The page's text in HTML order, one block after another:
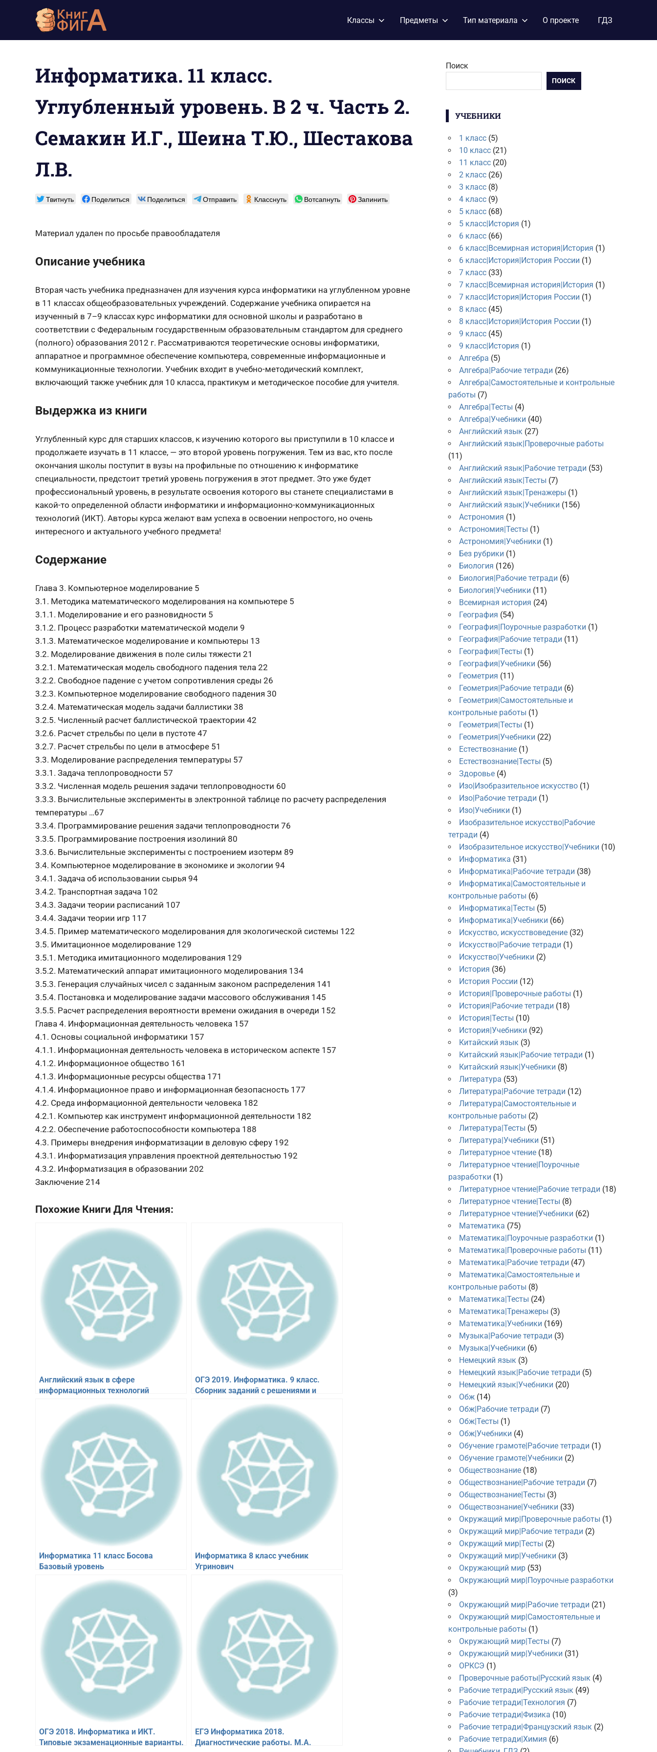
содержимому
для
1-
11
класс
бесплатно
скачать
Классы Предметы Тип материала О проекте ГДЗ
Информатика. 11 класс.
Углубленный уровень. В 2 ч. Часть 2.
Семакин И.Г., Шеина Т.Ю., Шестакова
Л.В.
Твитнуть Поделиться Поделиться Отправить Класснуть Вотсапнуть Запинить
Материал удален по просьбе правообладателя
Описание учебника
Вторая часть учебника предназначен для изучения курса информатики на углубленном уровне
в 11 классах общеобразовательных учреждений. Содержание учебника опирается на
изученный в 7–9 классах курс информатики для основной школы и разработано в
соответствии с Федеральным государственным образовательным стандартом для среднего
(полного) образования 2012 г. Рассматриваются теоретические основы информатики,
аппаратное и программное обеспечение компьютера, современные информационные и
коммуникационные технологии. Учебник входит в учебно-методический комплект,
включающий также учебник для 10 класса, практикум и методическое пособие для учителя.
Выдержка из книги
Углубленный курс для старших классов, к изучению которого вы приступили в 10 классе и
продолжаете изучать в 11 классе, — это второй уровень погружения. Тем из вас, кто после
окончания школы поступит в вузы на профильные по отношению к информатике
специальности, предстоит третий уровень погружения в этот предмет. Это уже будет
профессиональный уровень, в результате освоения которого вы станете специалистами в
какой-то определенной области информатики и информационно-коммуникационных
технологий (ИКТ). Авторы курса желают вам успеха в освоении непростого, но очень
интересного и актуального учебного предмета!
Содержание
Глава 3. Компьютерное моделирование 5
3.1. Методика математического моделирования на компьютере 5
3.1.1. Моделирование и его разновидности 5
3.1.2. Процесс разработки математической модели 9
3.1.3. Математическое моделирование и компьютеры 13
3.2. Моделирование движения в поле силы тяжести 21
3.2.1. Математическая модель свободного падения тела 22
3.2.2. Свободное падение с учетом сопротивления среды 26
3.2.3. Компьютерное моделирование свободного падения 30
3.2.4. Математическая модель задачи баллистики 38
3.2.5. Численный расчет баллистической траектории 42
3.2.6. Расчет стрельбы по цели в пустоте 47
3.2.7. Расчет стрельбы по цели в атмосфере 51
3.3. Моделирование распределения температуры 57
3.3.1. Задача теплопроводности 57
3.3.2. Численная модель решения задачи теплопроводности 60
3.3.3. Вычислительные эксперименты в электронной таблице по расчету распределения
температуры …67
3.3.4. Программирование решения задачи теплопроводности 76
3.3.5. Программирование построения изолиний 80
3.3.6. Вычислительные эксперименты с построением изотерм 89
3.4. Компьютерное моделирование в экономике и экологии 94
3.4.1. Задача об использовании сырья 94
3.4.2. Транспортная задача 102
3.4.3. Задачи теории расписаний 107
3.4.4. Задачи теории игр 117
3.4.5. Пример математического моделирования для экологической системы 122
3.5. Имитационное моделирование 129
3.5.1. Методика имитационного моделирования 129
3.5.2. Математический аппарат имитационного моделирования 134
3.5.3. Генерация случайных чисел с заданным законом распределения 141
3.5.4. Постановка и моделирование задачи массового обслуживания 145
3.5.5. Расчет распределения вероятности времени ожидания в очереди 152
Глава 4. Информационная деятельность человека 157
4.1. Основы социальной информатики 157
4.1.1. Информационная деятельность человека в историческом аспекте 157
4.1.2. Информационное общество 161
4.1.3. Информационные ресурсы общества 171
4.1.4. Информационное право и информационная безопасность 177
4.2. Среда информационной деятельности человека 182
4.2.1. Компьютер как инструмент информационной деятельности 182
4.2.2. Обеспечение работоспособности компьютера 188
4.3. Примеры внедрения информатизации в деловую сферу 192
4.3.1. Информатизация управления проектной деятельностью 192
4.3.2. Информатизация в образовании 202
Заключение 214
Похожие Книги Для Чтения:
Английский язык в сфере
информационных технологий
ОГЭ 2019. Информатика. 9 класс.
Сборник заданий с решениями и
Информатика 11 класс Босова
Базовый уровень
Информатика 8 класс учебник
Угринович
ОГЭ 2018. Информатика и ИКТ.
Типовые экзаменационные варианты.
ЕГЭ Информатика 2018.
Диагностические работы. М.А.
Поиск
ПОИСК
УЧЕБНИКИ
1 класс(5)
10 класс(21)
11 класс(20)
2 класс(26)
3 класс(8)
4 класс(9)
5 класс(68)
5 класс|История (1)
6 класс(66)
6 класс|Всемирная история|История (1)
6 класс|История|История России (1)
7 класс(33)
7 класс|Всемирная история|История (1)
7 класс|История|История России (1)
8 класс(45)
8 класс|История|История России (1)
9 класс(45)
9 класс|История (1)
Алгебра (5)
Алгебра|Рабочие тетради (26)
Алгебра|Самостоятельные и контрольные
работы (7)
Алгебра|Тесты (4)
Алгебра|Учебники (40)
Английский язык (27)
Английский язык|Проверочные работы
(11)
Английский язык|Рабочие тетради (53)
Английский язык|Тесты (7)
Английский язык|Тренажеры (1)
Английский язык|Учебники (156)
Астрономия (1)
Астрономия|Тесты (1)
Астрономия|Учебники (1)
Без рубрики (1)
Биология (126)
Биология|Рабочие тетради (6)
Биология|Учебники (11)
Всемирная история (24)
География (54)
География|Поурочные разработки (1)
География|Рабочие тетради (11)
География|Тесты (1)
География|Учебники (56)
Геометрия (11)
Геометрия|Рабочие тетради (6)
Геометрия|Самостоятельные и
контрольные работы (1)
Геометрия|Тесты (1)
Геометрия|Учебники (22)
Естествознание(1)
Естествознание|Тесты (5)
Здоровье(4)
Изо|Изобразительное искусство(1)
Изо|Рабочие тетради (1)
Изо|Учебники (1)
Изобразительное искусство|Рабочие
тетради (4)
Изобразительное искусство|Учебники (10)
Информатика (31)
Информатика|Рабочие тетради (38)
Информатика|Самостоятельные и
контрольные работы (6)
Информатика|Тесты (5)
Информатика|Учебники (66)
Искусство, искусствоведение(32)
Искусство|Рабочие тетради (1)
Искусство|Учебники (2)
История (36)
История России (12)
История|Проверочные работы (1)
История|Рабочие тетради (18)
История|Тесты (10)
История|Учебники (92)
Китайский язык (3)
Китайский язык|Рабочие тетради (1)
Китайский язык|Учебники (8)
Литература (53)
Литература|Рабочие тетради (12)
Литература|Самостоятельные и
контрольные работы (2)
Литература|Тесты (5)
Литература|Учебники (51)
Литературное чтение(18)
Литературное чтение|Поурочные
разработки (1)
Литературное чтение|Рабочие тетради (18)
Литературное чтение|Тесты (8)
Литературное чтение|Учебники (62)
Математика (75)
Математика|Поурочные разработки (1)
Математика|Проверочные работы (11)
Математика|Рабочие тетради (47)
Математика|Самостоятельные и
контрольные работы (8)
Математика|Тесты (24)
Математика|Тренажеры (3)
Математика|Учебники (169)
Музыка|Рабочие тетради (3)
Музыка|Учебники (6)
Немецкий язык (3)
Немецкий язык|Рабочие тетради (5)
Немецкий язык|Учебники (20)
Обж(14)
Обж|Рабочие тетради (7)
Обж|Тесты (1)
Обж|Учебники (4)
Обучение грамоте|Рабочие тетради (1)
Обучение грамоте|Учебники (2)
Обществознание(18)
Обществознание|Рабочие тетради (7)
Обществознание|Тесты (3)
Обществознание|Учебники (33)
Окружащий мир|Проверочные работы (1)
Окружащий мир|Рабочие тетради (2)
Окружащий мир|Тесты (2)
Окружащий мир|Учебники (3)
Окружающий мир(53)
Окружающий мир|Поурочные разработки
(3)
Окружающий мир|Рабочие тетради (21)
Окружающий мир|Самостоятельные и
контрольные работы (1)
Окружающий мир|Тесты (7)
Окружающий мир|Учебники (31)
ОРКСЭ (1)
Проверочные работы|Русский язык (4)
Рабочие тетради|Русский язык (49)
Рабочие тетради|Технология (7)
Рабочие тетради|Физика (10)
Рабочие тетради|Французский язык (2)
Рабочие тетради|Химия (6)